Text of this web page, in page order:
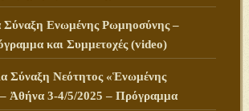
Σύναξη Ενωμένης Ρωμηοσύνης –
και Συμμετοχές (video)
Σύναξη Νεότητος «Ἑνωμένης
Ἀθήνα 3-4/5/2025 – Πρόγραμμα